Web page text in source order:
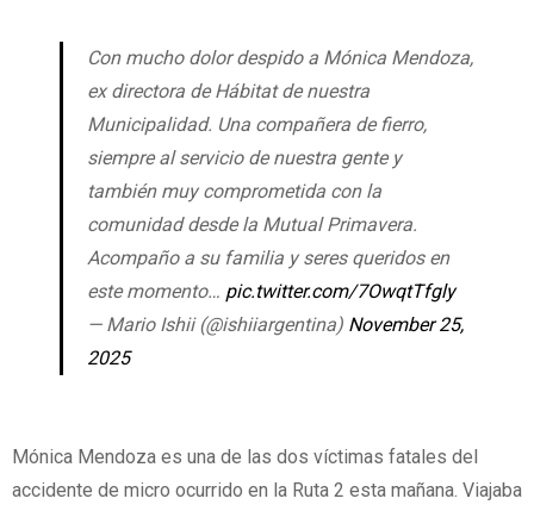
Con mucho dolor despido a Mónica Mendoza,
ex directora de Hábitat de nuestra
Municipalidad. Una compañera de fierro,
siempre al servicio de nuestra gente y
también muy comprometida con la
comunidad desde la Mutual Primavera.
Acompaño a su familia y seres queridos en
este momento… pic.twitter.com/7OwqtTfgly
— Mario Ishii (@ishiiargentina) November 25,
2025
Mónica Mendoza es una de las dos víctimas fatales del
accidente de micro ocurrido en la Ruta 2 esta mañana. Viajaba